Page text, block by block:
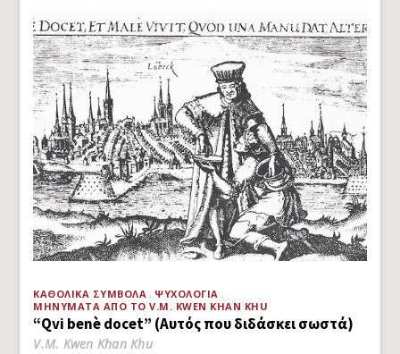
ΚΑΘΟΛΙΚΆ ΣΎΜΒΟΛΑ
ΨΥΧΟΛΟΓΊΑ
ΜΗΝΎΜΑΤΑ ΑΠΌ ΤΟ V.M. KWEN KHAN KHU
“Qvi benè docet” (Αυτός που διδάσκει σωστά)
V.M. Kwen Khan Khu